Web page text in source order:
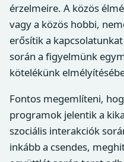
érzelmeire. A közös
vagy a közös hobbi,
erősítik a
során a figyelmünk
kötelékünk
Fontos megemlíteni,
programok jelentik a
szociális interakciók
inkább a csendes,